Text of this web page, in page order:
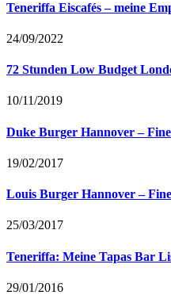
Teneriffa Eiscafés – meine
24/09/2022
72 Stunden Low Budget
10/11/2019
Duke Burger Hannover –
19/02/2017
Louis Burger Hannover –
25/03/2017
Teneriffa: Meine Tapas Bar
29/01/2016